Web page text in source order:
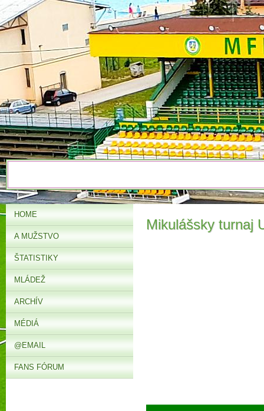
Mikulášsky turnaj
HOME
A MUŽSTVO
ŠTATISTIKY
MLÁDEŽ
ARCHÍV
MÉDIÁ
@EMAIL
FANS FÓRUM